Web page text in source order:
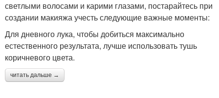
светлыми волосами и карими глазами, постарайтесь при
создании макияжа учесть следующие важные моменты:
Для дневного лука, чтобы добиться максимально
естественного результата, лучше использовать тушь
коричневого цвета.
читать дальше →